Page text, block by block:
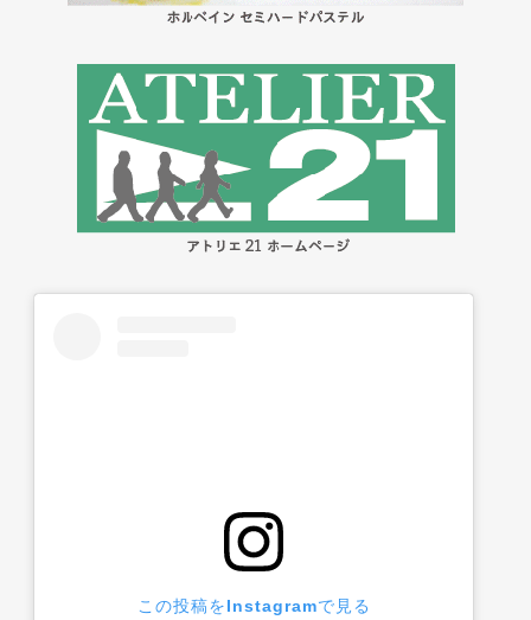
この投稿をInstagramで見る